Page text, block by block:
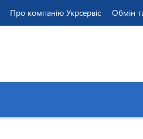
Про компанію Укрсервіс Обмін